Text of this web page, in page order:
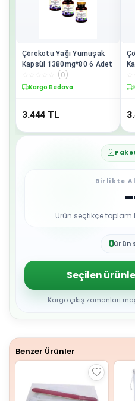
Çörekotu Yağı Yumuşak
Kapsül 1380mg*80 6 Adet
(0)
Kargo Bedava
3.444 TL
Birlikte
Ürün seçtikçe
0
2
3
4
5
6
8
ürün
Seçilen
Kargo çıkış zamanları
Benzer Ürünler